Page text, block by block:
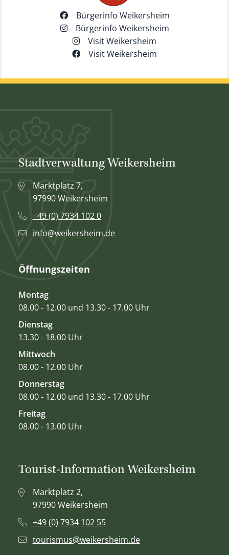
Bürgerinfo Weikersheim
Bürgerinfo Weikersheim
Visit Weikersheim
Visit Weikersheim
Stadtverwaltung Weikersheim
Marktplatz 7,
97990 Weikersheim
+49 (0) 7934 102 0
info@weikersheim.de
Öffnungszeiten
Montag
08.00 - 12.00 und 13.30 - 17.00 Uhr
Dienstag
13.30 - 18.00 Uhr
Mittwoch
08.00 - 12.00 Uhr
Donnerstag
08.00 - 12.00 und 13.30 - 17.00 Uhr
Freitag
08.00 - 13.00 Uhr
Tourist-Information Weikersheim
Marktplatz 2,
97990 Weikersheim
+49 (0) 7934 102 55
tourismus@weikersheim.de